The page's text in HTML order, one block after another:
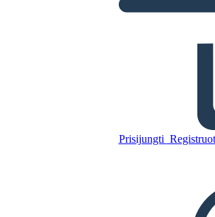
Prisijungti
Glory Be:
Trama
Nukopijuokite šią
SUKURTI SIUŽETINĘ